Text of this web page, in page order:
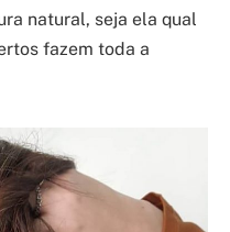
natural, seja ela qual
fazem toda a